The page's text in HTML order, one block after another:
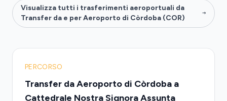
Visualizza tutti i trasferimenti aeroportuali da
Transfer da e per Aeroporto di Còrdoba (COR)
PERCORSO
Transfer da Aeroporto di Còrdoba a
Cattedrale Nostra Signora Assunta